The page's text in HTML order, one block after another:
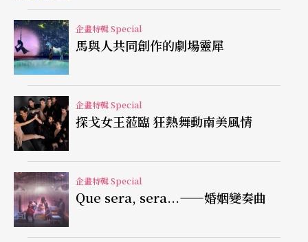
作為一個「完整且獨立」的作品仍有待思考
第二、《柯基托斯》指涉出是一個美學性的議題：
跨界展演」（interdisciplinary performance）因
未有任何特定的展現形式，長久以來都存在著實驗
性的氛圍。《柯基托斯》結合了古典音樂的電子
化、電玩遊戲的劇場化，以及觀眾參與的互動化，
試圖展現一個與過去科技表演藝術不同的美學感
知。然而，《柯基托斯》直接將許多「已完成」的
作品（黃贊倫、陳韻如、詹嘉華等年輕藝術家既有
企畫特輯 Special
馬與人共同創作的劇場靈犀
企畫特輯 Special
探戈女王蒞臨 狂熱舞動南美風情
企畫特輯 Special
Que sera, sera...——婚姻變奏曲